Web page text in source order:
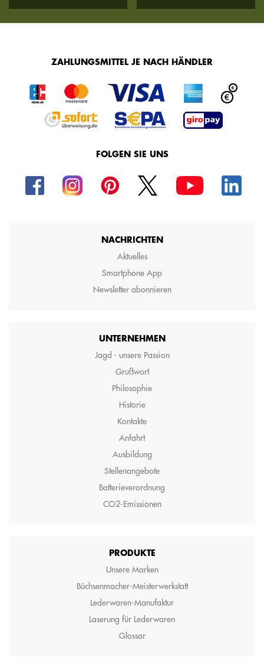
ZAHLUNGSMITTEL JE NACH HÄNDLER
FOLGEN SIE UNS
NACHRICHTEN
Aktuelles
Smartphone App
Newsletter abonnieren
UNTERNEHMEN
Jagd - unsere Passion
Grußwort
Philosophie
Historie
Kontakte
Anfahrt
Ausbildung
Stellenangebote
Batterieverordnung
CO2-Emissionen
PRODUKTE
Unsere Marken
Büchsenmacher-Meisterwerkstatt
Lederwaren-Manufaktur
Laserung für Lederwaren
Glossar